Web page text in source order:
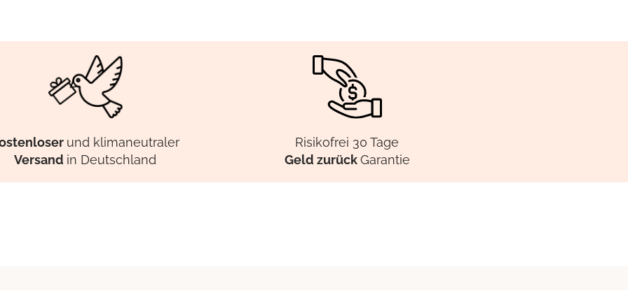
und klimaneutraler
Versand in Deutschland
Risikofrei 30 Tage
Geld zurückGarantie